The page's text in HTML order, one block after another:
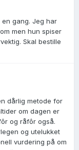
gang. Jeg har
men hun spiser
Skal bestille
dårlig metode for
om dagen er
og råfôr også.
og utelukket
vurdering på om